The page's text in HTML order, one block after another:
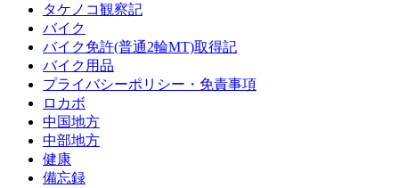
タケノコ観察記
バイク
バイク免許(普通2輪MT)取得記
バイク用品
プライバシーポリシー・免責事項
ロカボ
中国地方
中部地方
健康
備忘録